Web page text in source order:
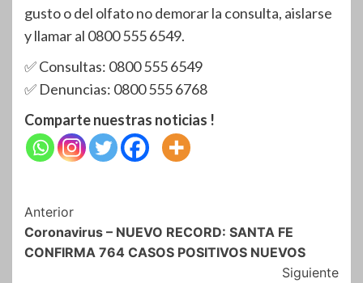
gusto o del olfato no demorar la consulta, aislarse
y llamar al 0800 555 6549.
✅ Consultas: 0800 555 6549
✅ Denuncias: 0800 555 6768
Comparte nuestras noticias !
Navegación
de
entradas
Anterior
Coronavirus – NUEVO RECORD: SANTA FE
CONFIRMA 764 CASOS POSITIVOS NUEVOS
Siguiente